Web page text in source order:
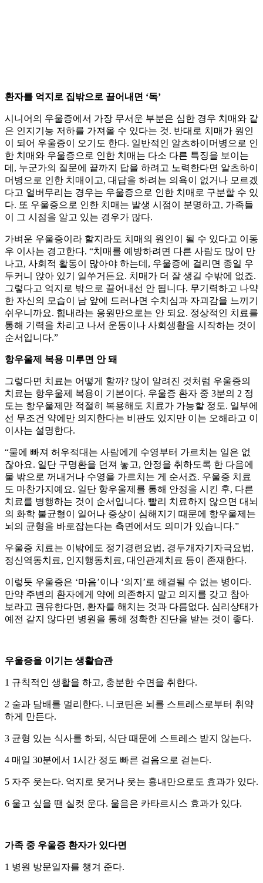
환자를 억지로 집밖으로 끌어내면 ‘독’
시니어의 우울증에서 가장 무서운 부분은 심한 경우 치매와 같
은 인지기능 저하를 가져올 수 있다는 것. 반대로 치매가 원인
이 되어 우울증이 오기도 한다. 일반적인 알츠하이머병으로 인
한 치매와 우울증으로 인한 치매는 다소 다른 특징을 보이는
데, 누군가의 질문에 끝까지 답을 하려고 노력한다면 알츠하이
머병으로 인한 치매이고, 대답을 하려는 의욕이 없거나 모르겠
다고 얼버무리는 경우는 우울증으로 인한 치매로 구분할 수 있
다. 또 우울증으로 인한 치매는 발생 시점이 분명하고, 가족들
이 그 시점을 알고 있는 경우가 많다.
가벼운 우울증이라 할지라도 치매의 원인이 될 수 있다고 이동
우 이사는 경고한다. “치매를 예방하려면 다른 사람도 많이 만
나고, 사회적 활동이 많아야 하는데, 우울증에 걸리면 종일 우
두커니 앉아 있기 일쑤거든요. 치매가 더 잘 생길 수밖에 없죠.
그렇다고 억지로 밖으로 끌어내선 안 됩니다. 무기력하고 나약
한 자신의 모습이 남 앞에 드러나면 수치심과 자괴감을 느끼기
쉬우니까요. 힘내라는 응원만으로는 안 되요. 정상적인 치료를
통해 기력을 차리고 나서 운동이나 사회생활을 시작하는 것이
순서입니다.”
항우울제 복용 미루면 안 돼
그렇다면 치료는 어떻게 할까? 많이 알려진 것처럼 우울증의
치료는 항우울제 복용이 기본이다. 우울증 환자 중 3분의 2 정
도는 항우울제만 적절히 복용해도 치료가 가능할 정도. 일부에
선 무조건 약에만 의지한다는 비판도 있지만 이는 오해라고 이
이사는 설명한다.
“물에 빠져 허우적대는 사람에게 수영부터 가르치는 일은 없
잖아요. 일단 구명환을 던져 놓고, 안정을 취하도록 한 다음에
물 밖으로 꺼내거나 수영을 가르치는 게 순서죠. 우울증 치료
도 마찬가지예요. 일단 항우울제를 통해 안정을 시킨 후, 다른
치료를 병행하는 것이 순서입니다. 빨리 치료하지 않으면 대뇌
의 화학 불균형이 일어나 증상이 심해지기 때문에 항우울제는
뇌의 균형을 바로잡는다는 측면에서도 의미가 있습니다.”
우울증 치료는 이밖에도 정기경련요법, 경두개자기자극요법,
정신역동치료, 인지행동치료, 대인관계치료 등이 존재한다.
이렇듯 우울증은 ‘마음’이나 ‘의지’로 해결될 수 없는 병이다.
만약 주변의 환자에게 약에 의존하지 말고 의지를 갖고 참아
보라고 권유한다면, 환자를 해치는 것과 다름없다. 심리상태가
예전 같지 않다면 병원을 통해 정확한 진단을 받는 것이 좋다.
우울증을 이기는 생활습관
1 규칙적인 생활을 하고, 충분한 수면을 취한다.
2 술과 담배를 멀리한다. 니코틴은 뇌를 스트레스로부터 취약
하게 만든다.
3 균형 있는 식사를 하되, 식단 때문에 스트레스 받지 않는다.
4 매일 30분에서 1시간 정도 빠른 걸음으로 걷는다.
5 자주 웃는다. 억지로 웃거나 웃는 흉내만으로도 효과가 있다.
6 울고 싶을 땐 실컷 운다. 울음은 카타르시스 효과가 있다.
가족 중 우울증 환자가 있다면
1 병원 방문일자를 챙겨 준다.